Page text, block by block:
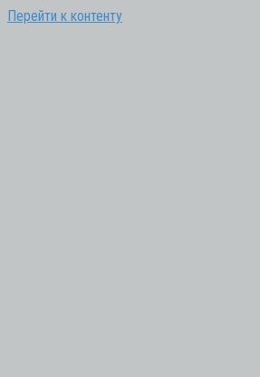
Перейти к контенту